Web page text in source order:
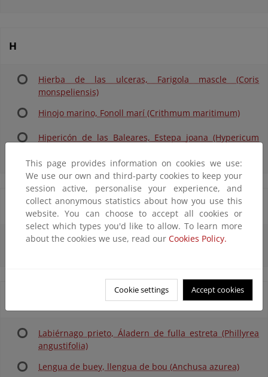
H
Hierba de las ulceras, Farigola mascle (Coris
monspeliensis)
Hinojo marino, Fonoll marí (Crithmum maritimum)
Hipericón de las Baleares, Estepa joana (Hypericum
Jara blanca, Estepa blanca (Cistus albidus)
Labiérnago prieto, Áladern de fulla estreta (Phillyrea
angustifolia)
Lengua de buey, llengua de bou (Anchusa azurea)
This page provides information on cookies we use:
We use our own and third-party cookies to keep your
session active, personalise your experience, and
collect anonymous statistics about how you use this
website. You can choose to accept all cookies or
select which types you'd like to allow. To learn more
about the cookies we use, read our Cookies Policy.
Cookie settings Accept cookies